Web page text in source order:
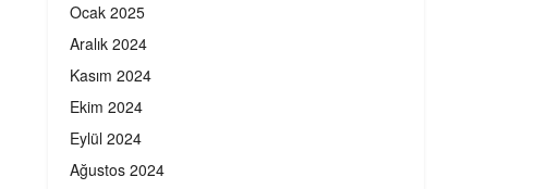
Ocak 2025
Aralık 2024
Kasım 2024
Ekim 2024
Eylül 2024
Ağustos 2024